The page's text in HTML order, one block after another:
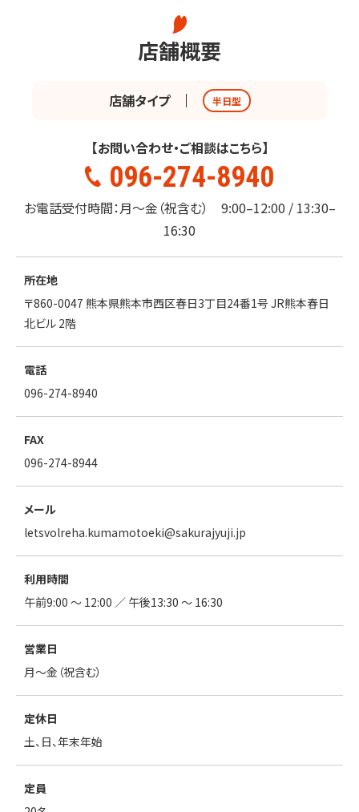
店舗概要
店舗タイプ 半日型
【お問い合わせ・ご相談はこちら】
096-274-8940
お電話受付時間：月～金（祝含む） 9:00–12:00 / 13:30–
16:30
所在地
〒860-0047 熊本県熊本市西区春日3丁目24番1号 JR熊本春日
北ビル 2階
電話
096-274-8940
FAX
096-274-8944
メール
letsvolreha.kumamotoeki
sakurajyuji.jp
利用時間
午前9:00 ～ 12:00 ／ 午後13:30 ～ 16:30
営業日
月～金（祝含む）
定休日
土、日、年末年始
定員